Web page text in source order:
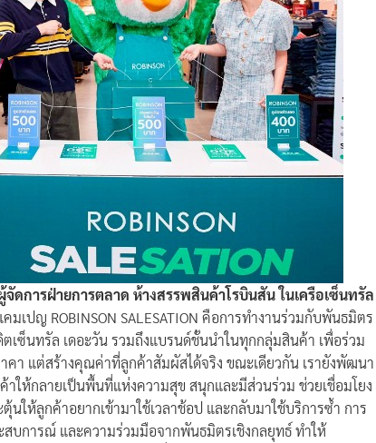
การฝ่ายการตลาด ห้างสรรพสินค้าโรบินสัน ในเครือเซ็นทรัล
เปญ ROBINSON SALESATION คือการทำงานร่วมกับพันธมิตร
เซ็นทรัล เดอะวัน รวมถึงแบรนด์ชั้นนำในทุกกลุ่มสินค้า เพื่อร่วม
คา แต่สร้างคุณค่าที่ลูกค้าสัมผัสได้จริง ขณะเดียวกัน เรายังพัฒนา
ให้กลายเป็นพื้นที่แห่งความสุข สนุกและมีส่วนร่วม ช่วยเชื่อมโยง
นให้ลูกค้าอยากเข้ามาใช้เวลาช้อป และกลับมาใช้บริการซ้ำ การ
บการณ์ และความร่วมมือจากพันธมิตรเชิงกลยุทธ์ ทำให้